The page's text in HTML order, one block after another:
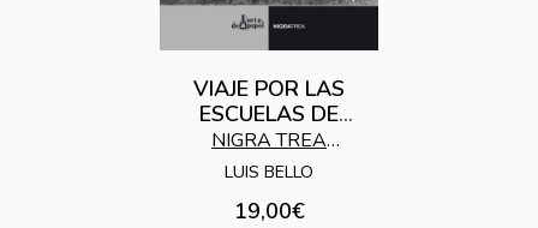
VIAJE POR LAS
ESCUELAS DE
GALICIA
NIGRA TREA
EDICIONES
LUIS BELLO
19,00€